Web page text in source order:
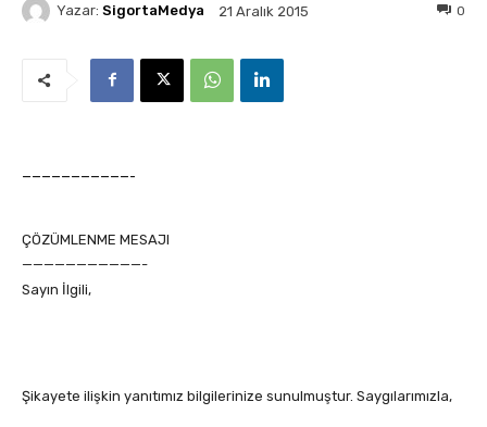
Yazar: SigortaMedya 21 Aralık 2015 0
———————————-
ÇÖZÜMLENME MESAJI
———————————-
Sayın İlgili,
Şikayete ilişkin yanıtımız bilgilerinize sunulmuştur. Saygılarımızla,